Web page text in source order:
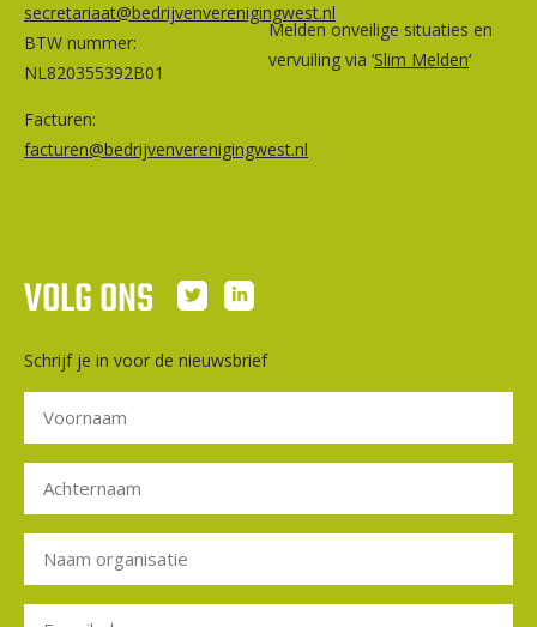
secretariaat@bedrijvenverenigingwest.nl
BTW nummer:
NL820355392B01
Facturen:
facturen@bedrijvenverenigingwest.nl
Melden onveilige situaties en
vervuiling via ‘Slim Melden‘
VOLG ONS
Schrijf je in voor de nieuwsbrief